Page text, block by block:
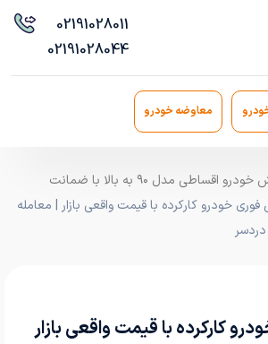
02191028011
02191028044
معاوضه خودرو
خودرو شاپ، خرید و فروش خودرو اقساطی مدل ۹۰ به بالا با ضمانت
خودرو کارکرده با قیمت واقعی بازار | معامله
کارکرده با قیمت واقعی بازار